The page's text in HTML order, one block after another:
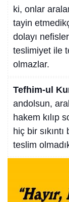
ki, onlar
tayin
dolayı
teslimiyet ile
olmazlar.
Tefhim-ul
andolsun,
hakem kılıp
hiç bir
teslim